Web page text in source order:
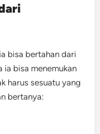
bisa bertahan dari
ia bisa menemukan
harus sesuatu yang
bertanya: